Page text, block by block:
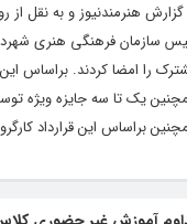
گزارش هنرمندنیوز و به نقل از
سازمان فرهنگی هنری
را امضا کردند. براساس این
یک تا سه جایزه ویژه
براساس این قرارداد